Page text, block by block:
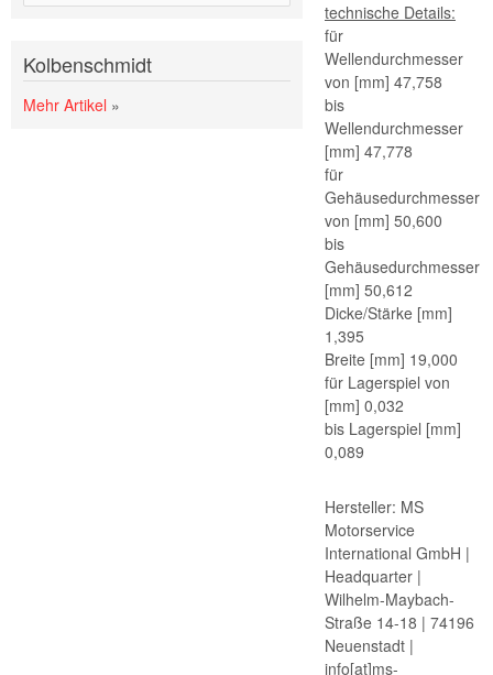
technische Details:
für
Wellendurchmesser
von [mm] 47,758
bis
Wellendurchmesser
[mm] 47,778
für
Gehäusedurchmesser
von [mm] 50,600
bis
Gehäusedurchmesser
[mm] 50,612
Dicke/Stärke [mm]
1,395
Breite [mm] 19,000
für Lagerspiel von
[mm] 0,032
bis Lagerspiel [mm]
0,089
Hersteller: MS
Motorservice
International GmbH |
Headquarter |
Wilhelm-Maybach-
Straße 14-18 | 74196
Neuenstadt |
info[at]ms-
Kolbenschmidt
Mehr Artikel »